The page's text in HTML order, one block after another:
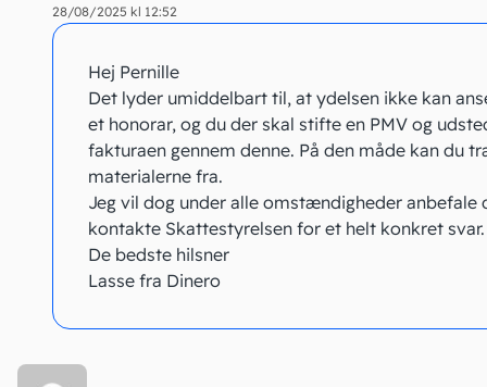
28/08/2025 kl 12:52
Hej Pernille
Det lyder umiddelbart til, at ydelsen ikke kan
et honorar, og du der skal stifte en PMV og
fakturaen gennem denne. På den måde kan du
materialerne fra.
Jeg vil dog under alle omstændigheder anbefale
kontakte Skattestyrelsen for et helt konkret svar.
De bedste hilsner
Lasse fra Dinero